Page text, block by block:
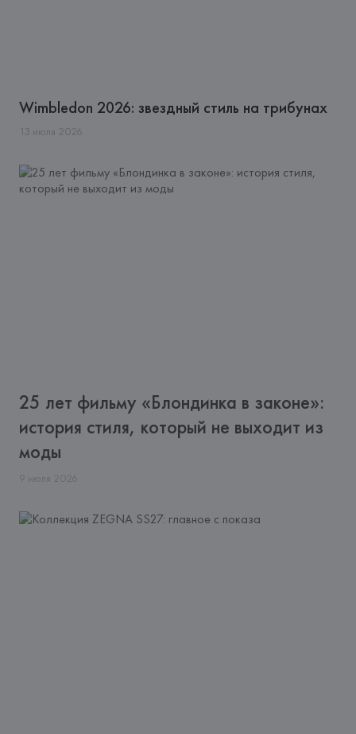
Wimbledon 2026: звездный стиль на трибунах
13 июля 2026
25 лет фильму «Блондинка в законе»:
история стиля, который не выходит из
моды
июля 2026